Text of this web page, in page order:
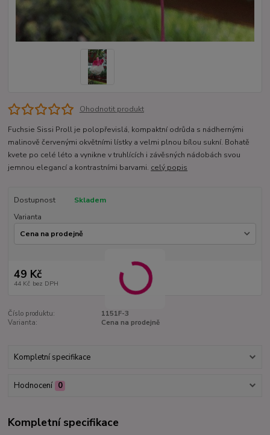
Ohodnotit produkt
Fuchsie Sissi Proll je polopřevislá, kompaktní odrůda s nádhernými
malinově červenými okvětními lístky a velmi plnou bílou sukní. Bohatě
kvete po celé léto a vynikne v truhlících i závěsných nádobách svou
jemnou elegancí a kontrastními barvami. celý popis
Dostupnost
Skladem
Varianta
49 Kč
44 Kč bez DPH
Číslo produktu:
1151F-3
Varianta:
Cena na prodejně
Kompletní specifikace
Hodnocení 0
Kompletní specifikace